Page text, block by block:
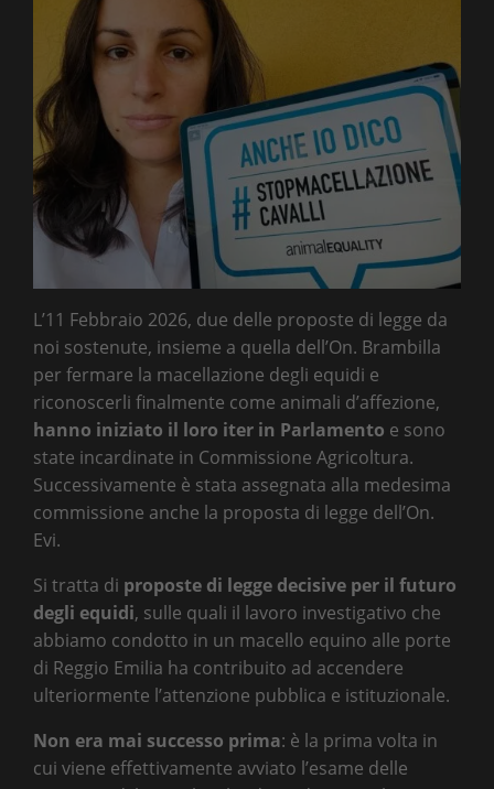
L’11 Febbraio 2026, due delle proposte di legge da
noi sostenute, insieme a quella dell’On. Brambilla
per fermare la macellazione degli equidi e
riconoscerli finalmente come animali d’affezione,
hanno iniziato il loro iter in Parlamento e sono
state incardinate in Commissione Agricoltura.
Successivamente è stata assegnata alla medesima
commissione anche la proposta di legge dell’On.
Evi.
Si tratta di proposte di legge decisive per il futuro
degli equidi, sulle quali il lavoro investigativo che
abbiamo condotto in un macello equino alle porte
di Reggio Emilia ha contribuito ad accendere
ulteriormente l’attenzione pubblica e istituzionale.
Non era mai successo prima: è la prima volta in
cui viene effettivamente avviato l’esame delle